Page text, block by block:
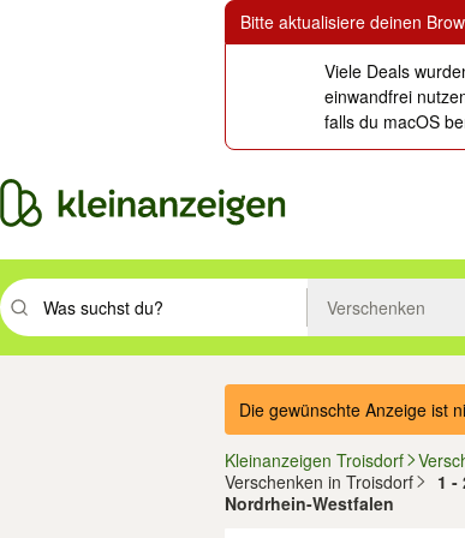
Bitte aktualisiere deinen
Viele Deals
einwandfrei
falls du macOS
Suchbegriff eingeben. Eingabetaste drücken um zu suchen,
Verschenken
Die gewünschte Anzeige ist
Kleinanzeigen Troisdorf
Verschenken in Troisdorf
1 -
Nordrhein-Westfalen